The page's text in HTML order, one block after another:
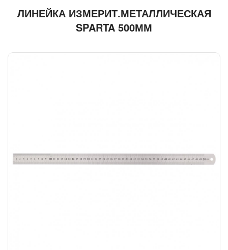
ЛИНЕЙКА ИЗМЕРИТ.МЕТАЛЛИЧЕСКАЯ
SPARTA 500ММ